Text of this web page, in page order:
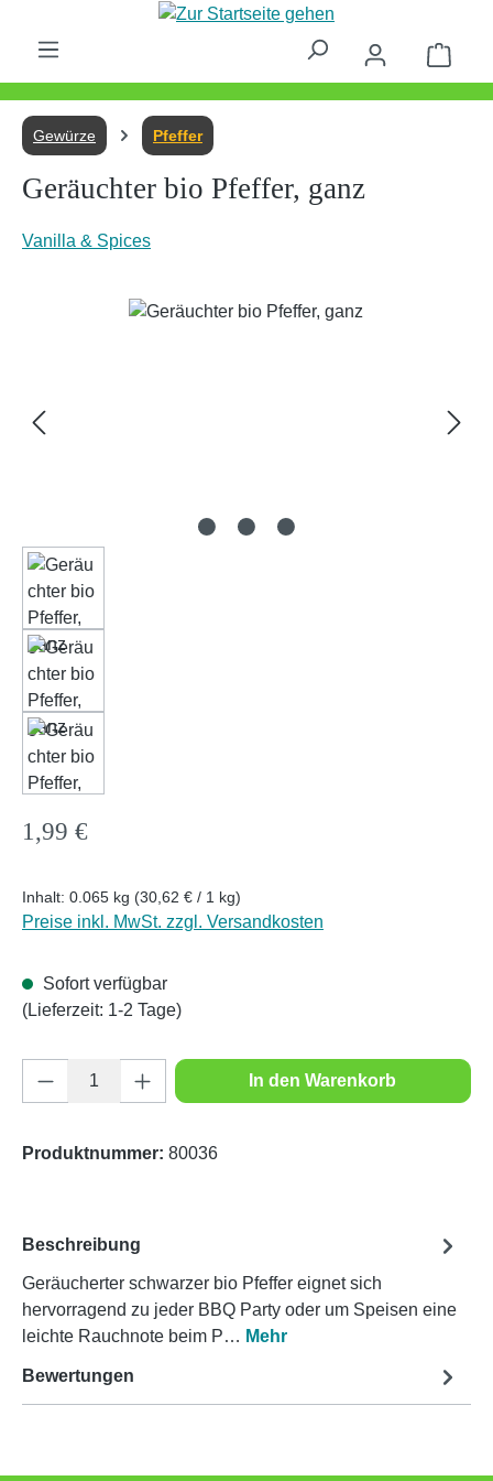
Zum Hauptinhalt springen
Gewürze Pfeffer
Geräuchter bio Pfeffer, ganz
Vanilla & Spices
Bildergalerie überspringen
Regulärer Preis:
1,99 €
Inhalt: 0.065 kg (30,62 € / 1 kg)
Preise inkl. MwSt. zzgl. Versandkosten
Sofort verfügbar
(Lieferzeit: 1-2 Tage)
Produkt Anzahl: Gib den gewünschten
In den Warenkorb
Produktnummer: 80036
Beschreibung
Geräucherter schwarzer bio Pfeffer eignet sich
hervorragend zu jeder BBQ Party oder um Speisen eine
leichte Rauchnote beim P… Mehr
Bewertungen